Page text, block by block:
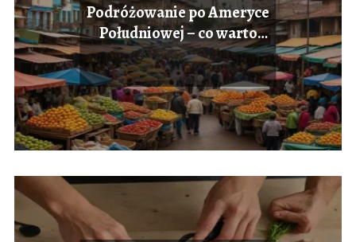
Podróżowanie po Ameryce
Południowej – co warto
wiedzieć